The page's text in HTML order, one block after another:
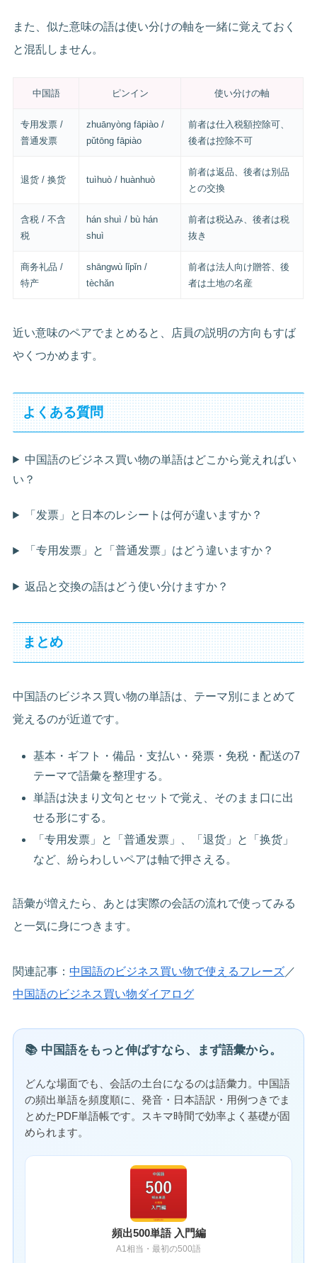
また、似た意味の語は使い分けの軸を一緒に覚えておく
と混乱しません。
中国語 ピンイン 使い分けの軸
专用发票 /
普通发票
zhuānyòng fāpiào /
pǔtōng fāpiào
前者は仕入税額控除可、
後者は控除不可
退货 / 换货 tuìhuò / huànhuò
前者は返品、後者は別品
との交換
含税 / 不含
税
hán shuì / bù hán
shuì
前者は税込み、後者は税
抜き
商务礼品 /
特产
shāngwù lǐpǐn /
tèchǎn
前者は法人向け贈答、後
者は土地の名産
近い意味のペアでまとめると、店員の説明の方向もすば
やくつかめます。
よくある質問
中国語のビジネス買い物の単語はどこから覚えればい
い？
「发票」と日本のレシートは何が違いますか？
「专用发票」と「普通发票」はどう違いますか？
返品と交換の語はどう使い分けますか？
まとめ
中国語のビジネス買い物の単語は、テーマ別にまとめて
覚えるのが近道です。
基本・ギフト・備品・支払い・発票・免税・配送の7
テーマで語彙を整理する。
単語は決まり文句とセットで覚え、そのまま口に出
せる形にする。
「专用发票」と「普通发票」、「退货」と「换货」
など、紛らわしいペアは軸で押さえる。
語彙が増えたら、あとは実際の会話の流れで使ってみる
と一気に身につきます。
関連記事：中国語のビジネス買い物で使えるフレーズ ／
中国語のビジネス買い物ダイアログ
📚 中国語をもっと伸ばすなら、まず語彙から。
どんな場面でも、会話の土台になるのは語彙力。中国語
の頻出単語を頻度順に、発音・日本語訳・用例つきでま
とめたPDF単語帳です。スキマ時間で効率よく基礎が固
められます。
頻出500単語 入門編
A1相当・最初の500語